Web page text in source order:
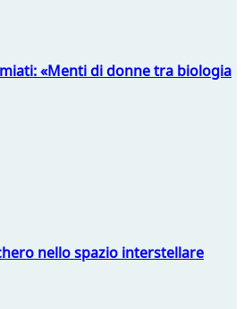
«Menti di donne tra biologia
nello spazio interstellare